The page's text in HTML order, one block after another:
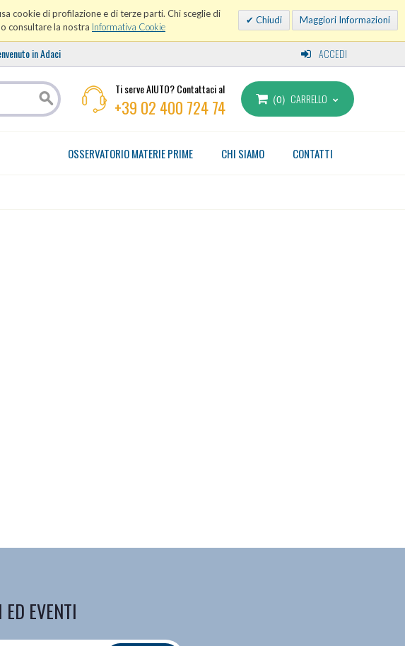
cookie di profilazione e di terze parti. Chi sceglie di
consultare la nostra Informativa Cookie
Chiudi Maggiori Informazioni
in Adaci ACCEDI
Ti serve AIUTO? Contattaci al
+39 02 400 724 74 0 CARRELLO
CONTATTI
CHI SIAMO
OSSERVATORIO MATERIE PRIME
EVENTI